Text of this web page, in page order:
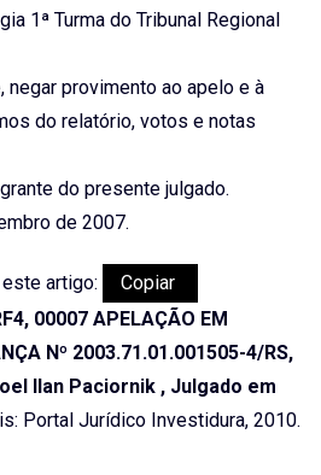
1ª Turma do Tribunal Regional
negar provimento ao apelo e à
do relatório, votos e notas
do presente julgado.
de 2007.
artigo:
Copiar
00007 APELAÇÃO EM
Nº 2003.71.01.001505-4/RS,
Ilan Paciornik , Julgado em
Portal Jurídico Investidura, 2010.